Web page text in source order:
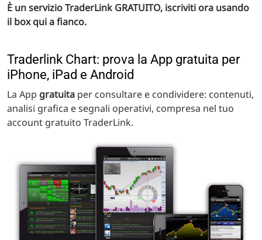
È un servizio TraderLink GRATUITO, iscriviti ora usando
il box qui a fianco.
Traderlink Chart: prova la App gratuita per
iPhone, iPad e Android
La App gratuita per consultare e condividere: contenuti,
analisi grafica e segnali operativi, compresa nel tuo
account gratuito TraderLink.